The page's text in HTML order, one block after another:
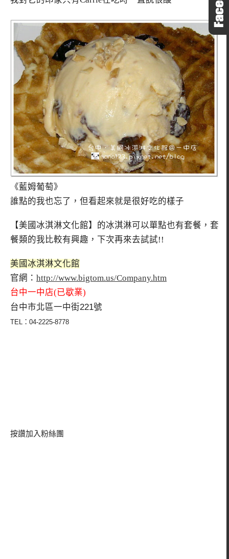
《藍姆葡萄》
誰點的我也忘了，但看起來就是很好吃的樣子
【美國冰淇淋文化館】的冰淇淋可以單點也有套餐，套
餐類的我比較有興趣，下次再來去試試!!
美國冰淇淋文化館
官網： http://www.bigtom.us/Company.htm
台中一中店(已歇業)
台中市北區一中街221號
TEL：04-2225-8778
按讚加入粉絲團